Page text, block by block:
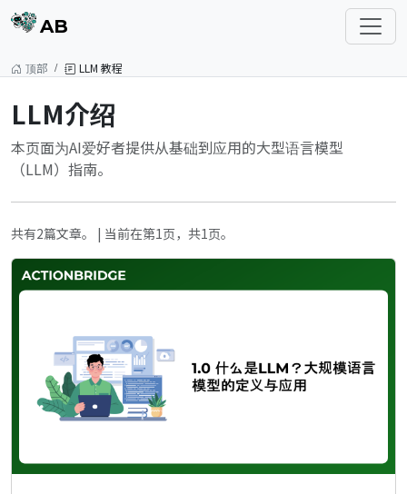
AB
顶部 LLM 教程
LLM介绍
本页面为AI爱好者提供从基础到应用的大型语言模型
（LLM）指南。
共有2篇文章。 | 当前在第1页，共1页。